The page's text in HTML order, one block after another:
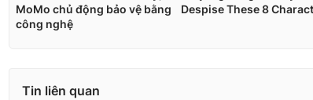
Tin liên quan